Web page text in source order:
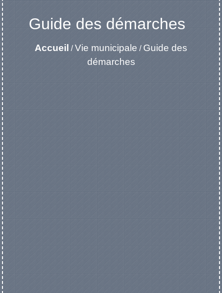
Guide des démarches
Accueil /Vie municipale / Guide des
démarches